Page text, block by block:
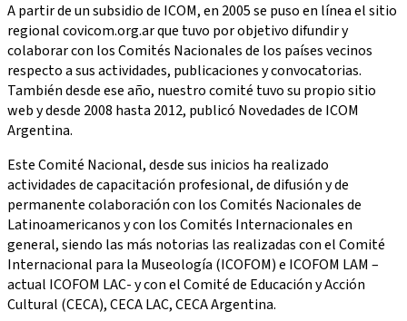
A partir de un subsidio de ICOM, en 2005 se puso en línea el sitio
regional covicom.org.ar que tuvo por objetivo difundir y
colaborar con los Comités Nacionales de los países vecinos
respecto a sus actividades, publicaciones y convocatorias.
También desde ese año, nuestro comité tuvo su propio sitio
web y desde 2008 hasta 2012, publicó Novedades de ICOM
Argentina.
Este Comité Nacional, desde sus inicios ha realizado
actividades de capacitación profesional, de difusión y de
permanente colaboración con los Comités Nacionales de
Latinoamericanos y con los Comités Internacionales en
general, siendo las más notorias las realizadas con el Comité
Internacional para la Museología (ICOFOM) e ICOFOM LAM –
actual ICOFOM LAC- y con el Comité de Educación y Acción
Cultural (CECA), CECA LAC, CECA Argentina.